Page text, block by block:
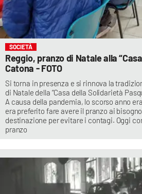
SOCIETÀ
Reggio, pranzo di Natale alla
Catona - FOTO
Si torna in presenza e si rinnova la
di Natale della “Casa della Solidarietà
A causa della pandemia, lo scorso anno
era preferito fare avere il pranzo ai
destinazione per evitare i contagi. Oggi
pranzo